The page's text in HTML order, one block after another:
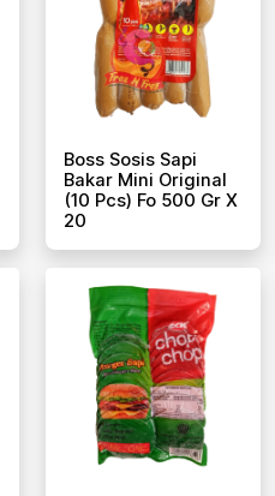
Boss Sosis Sapi
Bakar Mini Original
(10 Pcs) Fo 500 Gr X
20